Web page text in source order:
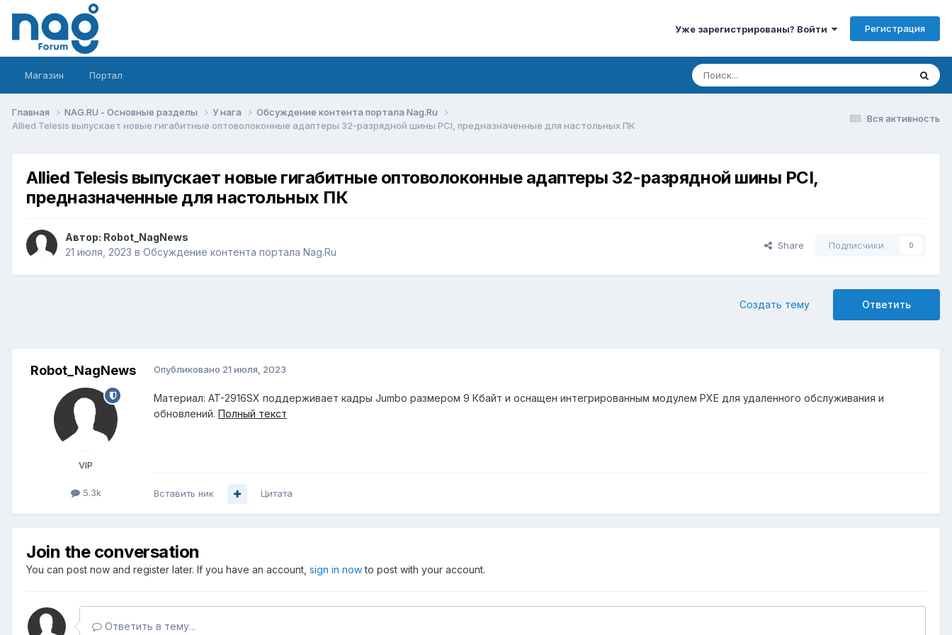
Уже зарегистрированы? Войти Регистрация
Магазин Портал
Вся активность
Главная NAG.RU - Основные разделы У нага
Обсуждение контента портала Nag.Ru
Allied Telesis выпускает новые гигабитные оптоволоконные адаптеры 32-разрядной шины PCI, предназначенные для настольных ПК
Allied Telesis выпускает новые гигабитные оптоволоконные адаптеры 32-разрядной шины PCI,
предназначенные для настольных ПК
Автор: Robot_NagNews
21 июля, 2023 в Обсуждение контента портала Nag.Ru
Share Подписчики 0
Ответить
Создать тему
Robot_NagNews
VIP
5.3k
Опубликовано 21 июля, 2023
Материал: AT-2916SX поддерживает кадры Jumbo размером 9 Кбайт и оснащен интегрированным модулем PXE для удаленного обслуживания и
обновлений. Полный текст
Вставить ник Цитата
Join the conversation
You can post now and register later. If you have an account, sign in nowto post with your account.
Ответить в тему...